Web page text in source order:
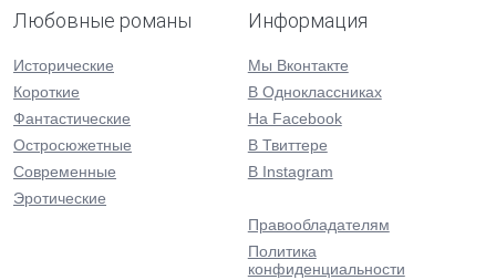
Любовные романы
Исторические
Короткие
Фантастические
Остросюжетные
Современные
Эротические
Информация
Мы Вконтакте
В Одноклассниках
На Facebook
В Твиттере
В Instagram
Правообладателям
Политика
конфиденциальности